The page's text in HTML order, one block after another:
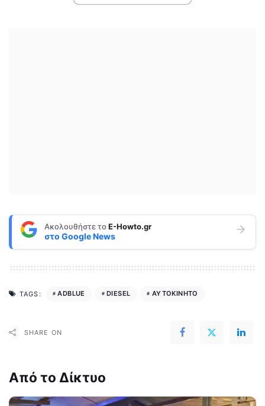
Ακολουθήστε τοE-Howto.gr
στο Google News
TAGS: ADBLUE DIESEL ΑΥΤΟΚΙΝΗΤΟ
SHARE ON
Από το Δίκτυο